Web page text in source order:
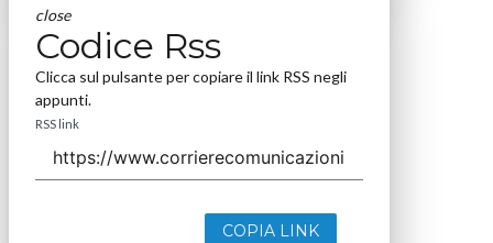
close
Codice Rss
Clicca sul pulsante per copiare il link RSS negli
appunti.
RSS link
COPIA LINK